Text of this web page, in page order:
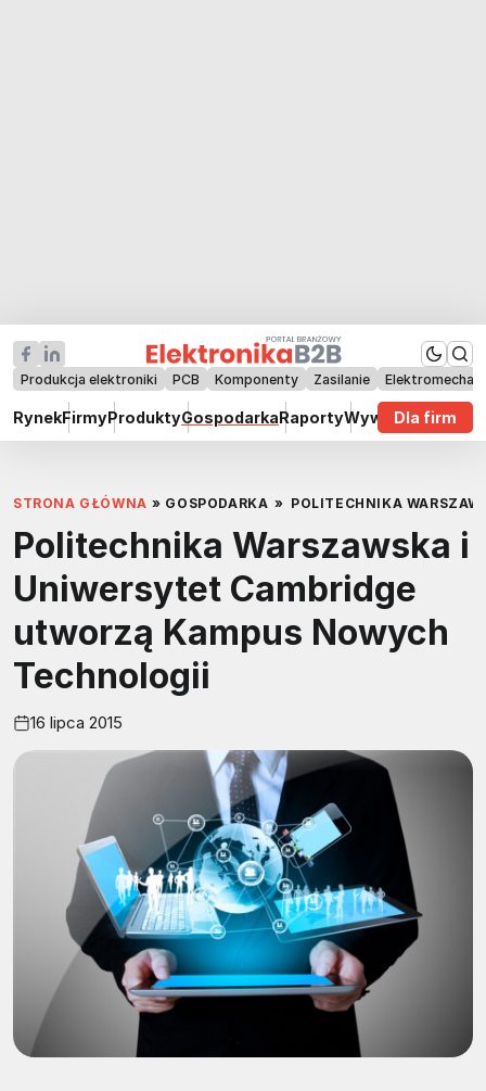
Produkcja elektroniki PCB Komponenty Zasilanie
RynekFirmyProduktyGospodarkaRaportyWywiadyDla firm
STRONA GŁÓWNA » GOSPODARKA » POLITECHNIKA
Politechnika Warszawska i
Uniwersytet Cambridge
utworzą Kampus Nowych
Technologii
16 lipca 2015